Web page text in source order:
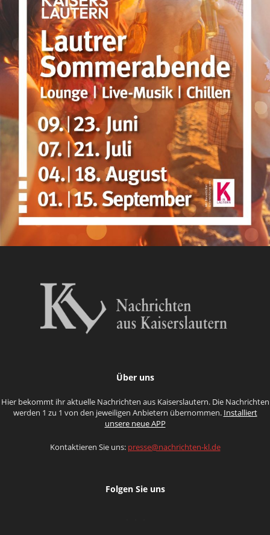
Über uns
Hier bekommt ihr aktuelle Nachrichten aus Kaiserslautern. Die Nachrichten
werden 1 zu 1 von den jeweiligen Anbietern übernommen. Installiert
unsere neue APP
Kontaktieren Sie uns: presse@nachrichten-kl.de
Folgen Sie uns